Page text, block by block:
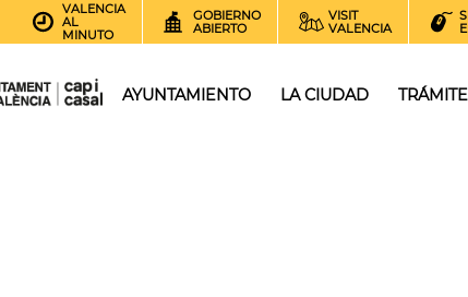
VALENCIA
AL
MINUTO
GOBIERNO
ABIERTO
VISIT
VALENCIA
AYUNTAMIENTO LA CIUDAD